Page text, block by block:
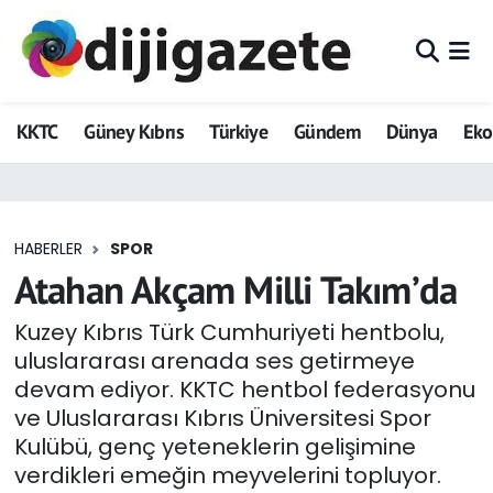
KKTC Güney Kıbrıs Türkiye Gündem Dünya
HABERLER SPOR
Atahan Akçam Milli Takım’da
Kuzey Kıbrıs Türk Cumhuriyeti hentbolu,
uluslararası arenada ses getirmeye
devam ediyor. KKTC hentbol federasyonu
ve Uluslararası Kıbrıs Üniversitesi Spor
Kulübü, genç yeteneklerin gelişimine
verdikleri emeğin meyvelerini topluyor.
ADVERTORIAL
Dijigazete
Eğitim
Ekonomi
Foto Galeri
GEZİ
Güncel
Hava Durumu
Trafik Durumu
Tüm Manşetler
Son Dakika Haberleri
Haber Arşivi